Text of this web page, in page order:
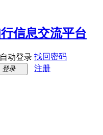
自动登录 找回密码
登录
注册